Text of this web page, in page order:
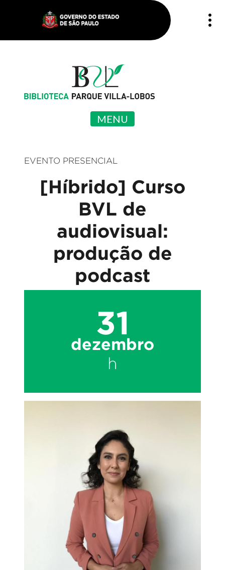
MENU
EVENTO PRESENCIAL
[Híbrido] Curso
BVL de
audiovisual:
produção de
podcast
31
dezembro
h